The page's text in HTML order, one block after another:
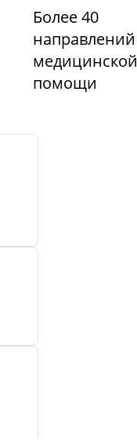
Более 40
направлений
медицинской
помощи